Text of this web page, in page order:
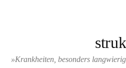
»Krankheiten, besonders